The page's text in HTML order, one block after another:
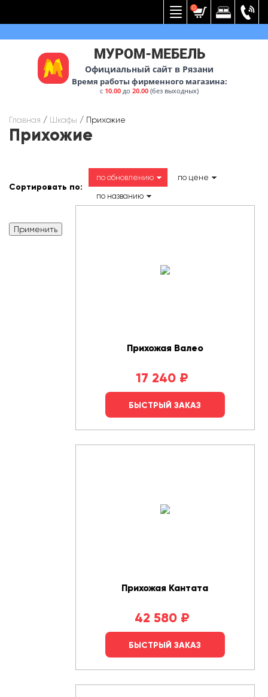
0
МУРОМ-МЕБЕЛЬ
Официальный сайт в Рязани
Время работы фирменного магазина:
с 10.00 до20.00 (без выходных)
Главная / Шкафы / Прихожие
Прихожие
Сортировать по:
по обновлению по цене
по названию
Прихожая Валео
17 240 ₽
БЫСТРЫЙ ЗАКАЗ
Прихожая Кантата
42 580 ₽
БЫСТРЫЙ ЗАКАЗ